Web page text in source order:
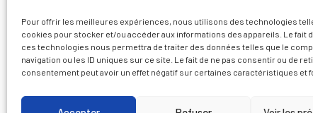
Pour offrir les meilleures expériences, nous utilisons des technologies
cookies pour stocker et/ou accéder aux informations des appareils. Le fait
ces technologies nous permettra de traiter des données telles que le
navigation ou les ID uniques sur ce site. Le fait de ne pas consentir ou de
consentement peut avoir un effet négatif sur certaines caractéristiques et